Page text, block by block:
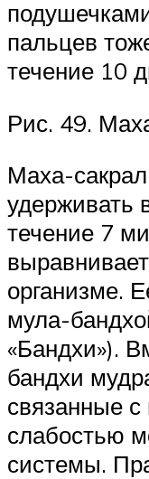
пальцев
течение 10
Рис. 49.
Маха-
удерживать
течение 7
организме.
мула-
«Бандхи»).
бандхи
связанные
слабостью
системы.